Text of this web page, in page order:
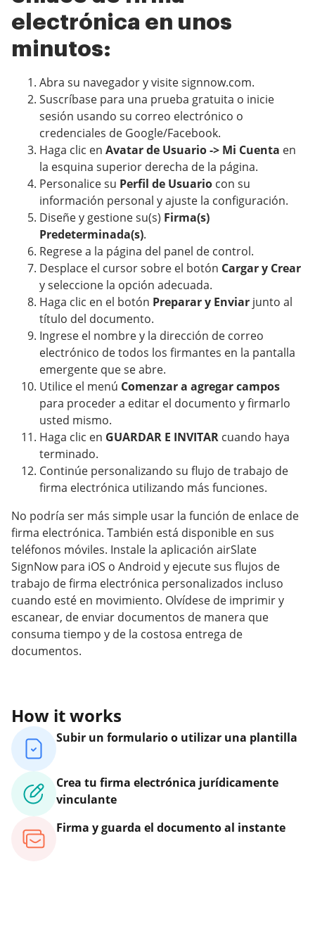
electrónica en unos
minutos:
Abra su navegador y visite signnow.com.
Suscríbase para una prueba gratuita o inicie
sesión usando su correo electrónico o
credenciales de Google/Facebook.
Haga clic en Avatar de Usuario -> Mi Cuenta en
la esquina superior derecha de la página.
Personalice su Perfil de Usuario con su
información personal y ajuste la configuración.
Diseñe y gestione su(s) Firma(s)
Predeterminada(s).
Regrese a la página del panel de control.
Desplace el cursor sobre el botón Cargar y Crear
y seleccione la opción adecuada.
Haga clic en el botón Preparar y Enviar junto al
título del documento.
Ingrese el nombre y la dirección de correo
electrónico de todos los firmantes en la pantalla
emergente que se abre.
Utilice el menú Comenzar a agregar campos
para proceder a editar el documento y firmarlo
usted mismo.
Haga clic en GUARDAR E INVITAR cuando haya
terminado.
Continúe personalizando su flujo de trabajo de
firma electrónica utilizando más funciones.
No podría ser más simple usar la función de enlace de
firma electrónica. También está disponible en sus
teléfonos móviles. Instale la aplicación airSlate
SignNow para iOS o Android y ejecute sus flujos de
trabajo de firma electrónica personalizados incluso
cuando esté en movimiento. Olvídese de imprimir y
escanear, de enviar documentos de manera que
consuma tiempo y de la costosa entrega de
documentos.
How it works
Subir un formulario o utilizar una plantilla
Crea tu firma electrónica jurídicamente
vinculante
Firma y guarda el documento al instante